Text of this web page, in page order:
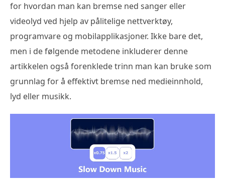
for hvordan man kan bremse ned sanger eller
videolyd ved hjelp av pålitelige nettverktøy,
programvare og mobilapplikasjoner. Ikke bare det,
men i de følgende metodene inkluderer denne
artikkelen også forenklede trinn man kan bruke som
grunnlag for å effektivt bremse ned medieinnhold,
lyd eller musikk.